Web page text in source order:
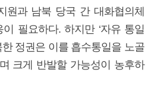
원과 남북 당국 간 대화협의체
필요하다. 하지만 ‘자유 통일
한 정권은 이를 흡수통일을 노골
크게 반발할 가능성이 농후하